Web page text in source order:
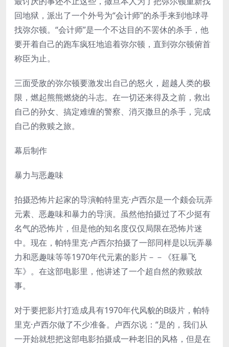
回地狱，派出了一个外号为“会计师”的杀手来到地球寻
找弥尔顿。“会计师”是一个不达目的不罢休的杀手，他
要开着自己的跑车疯狂地追着弥尔顿，直到弥尔顿俯首
称臣为止。
三面受敌的弥尔顿要激发出自己的怒火，超越人类的极
限，燃起熊熊燃烧的斗志。在一切还来得及之前，救出
自己的孙女、搞定难缠的警察、消灭撒旦的杀手，完成
自己的救赎之旅。
幕后制作
暴力与恶趣味
拍摄恐怖片起家的导演帕特里克·卢西尔是一个颇会玩弄
元素、恶趣味和暴力的导演。虽然他拍摄过了不少挺有
名气的恐怖片，但是他的知名度仅仅局限在恐怖片迷
中。现在，帕特里克·卢西尔拍摄了一部同样是以玩弄暴
力和恶趣味等等1970年代元素的影片－－《狂暴飞
车》。在这部电影里，他讲述了一个超自然的救赎故
事。
对于要把影片打造成具有1970年代风貌的B级片，帕特
里克·卢西尔做了不少准备。卢西尔说：“是的，我们从
一开始就想把这部电影拍摄成一种老旧的风格，但是在